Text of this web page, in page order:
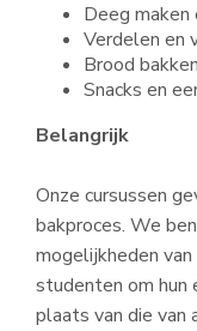
Deeg
Verdelen en
Brood bakken
Snacks en
Belangrijk
Onze cursussen
bakproces. We
mogelijkheden
studenten om hun
plaats van die van